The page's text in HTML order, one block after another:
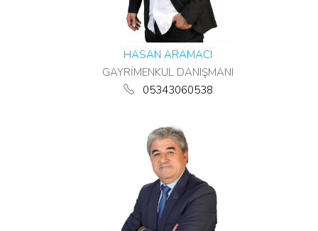
HASAN ARAMACI
GAYRİMENKUL DANIŞMANI
05343060538